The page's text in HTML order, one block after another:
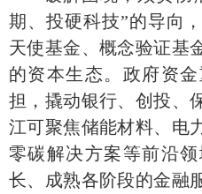
期、投硬科技”的导向
天使基金、概念验证基
的资本生态。政府资
担，撬动银行、创投、
江可聚焦储能材料、电
零碳解决方案等前沿
长、成熟各阶段的金融